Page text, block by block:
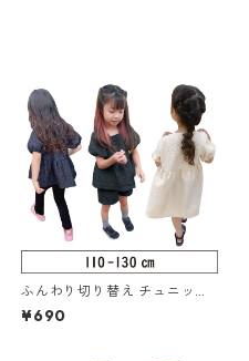
ふんわり切り替え チュニック
／ワンピース 110-130（124-
085-3）
¥690